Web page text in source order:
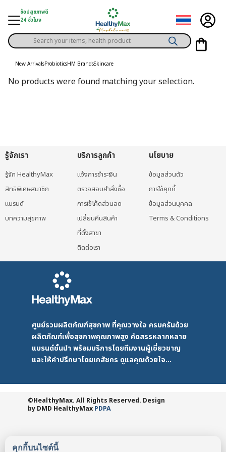
content
ช้อปสุขภาพดี
24 ชั่วโมง
Solution
Products
search
New ArrivalsProbioticsHM BrandsSkincare
No products were found matching your selection.
คุกกี้บนไซต์นี้
รู้จักเรา
รู้จัก HealthyMax
สิทธิพิเศษสมาชิก
แบรนด์
บทความสุขภาพ
บริการลูกค้า
แจ้งการชำระเงิน
ตรวจสอบคำสั่งซื้อ
การใช้โค้ดส่วนลด
เปลี่ยนคืนสินค้า
ที่ตั้งสาขา
ติดต่อเรา
นโยบาย
ข้อมูลส่วนตัว
การใช้คุกกี้
ข้อมูลส่วนบุคคล
Terms & Conditions
ศูนย์รวมผลิตภัณฑ์สุขภาพ ที่คุณวางใจ ครบครันด้วย
ผลิตภัณฑ์เพื่อสุขภาพคุณภาพสูง คัดสรรหลากหลาย
แบรนด์ชั้นนำ พร้อมบริการโดยทีมงานผู้เชี่ยวชาญ
และให้คำปรึกษาโดยเภสัชกร ดูแลคุณด้วยใจ...
©HealthyMax. All Rights Reserved. Design
by DMD HealthyMax PDPA